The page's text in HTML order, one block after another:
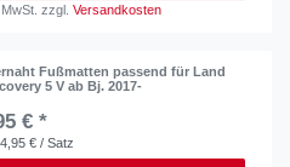
zzgl.Versandkosten
Fußmatten passend für Land
5 V ab Bj. 2017-
€ *
€ / Satz